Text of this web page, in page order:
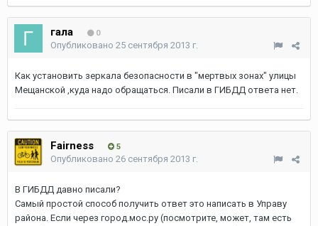
гала 0
Опубликовано 25 сентября 2013 г.
Как установить зеркала безопасности в "мертвых зонах" улицы
Мещанской ,куда надо обращаться. Писали в ГИБДД ответа нет.
Fairness 5
Опубликовано 26 сентября 2013 г.
В ГИБДД давно писали?
Самый простой способ получить ответ это написать в Управу
района. Если через город.мос.ру (посмотрите, может, там есть